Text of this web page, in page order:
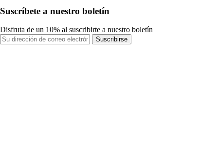
Suscríbete a nuestro boletín
Disfruta de un 10% al suscribirte a nuestro boletín
Suscribirse